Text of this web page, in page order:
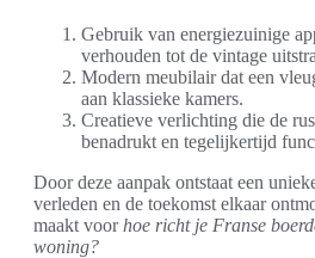
Gebruik van energiezuinige
verhouden tot de vintage
Modern meubilair dat een
aan klassieke kamers.
Creatieve verlichting die de
benadrukt en tegelijkertijd
Door deze aanpak ontstaat een
verleden en de toekomst elkaar
maakt voorhoe richt je Franse
woning?